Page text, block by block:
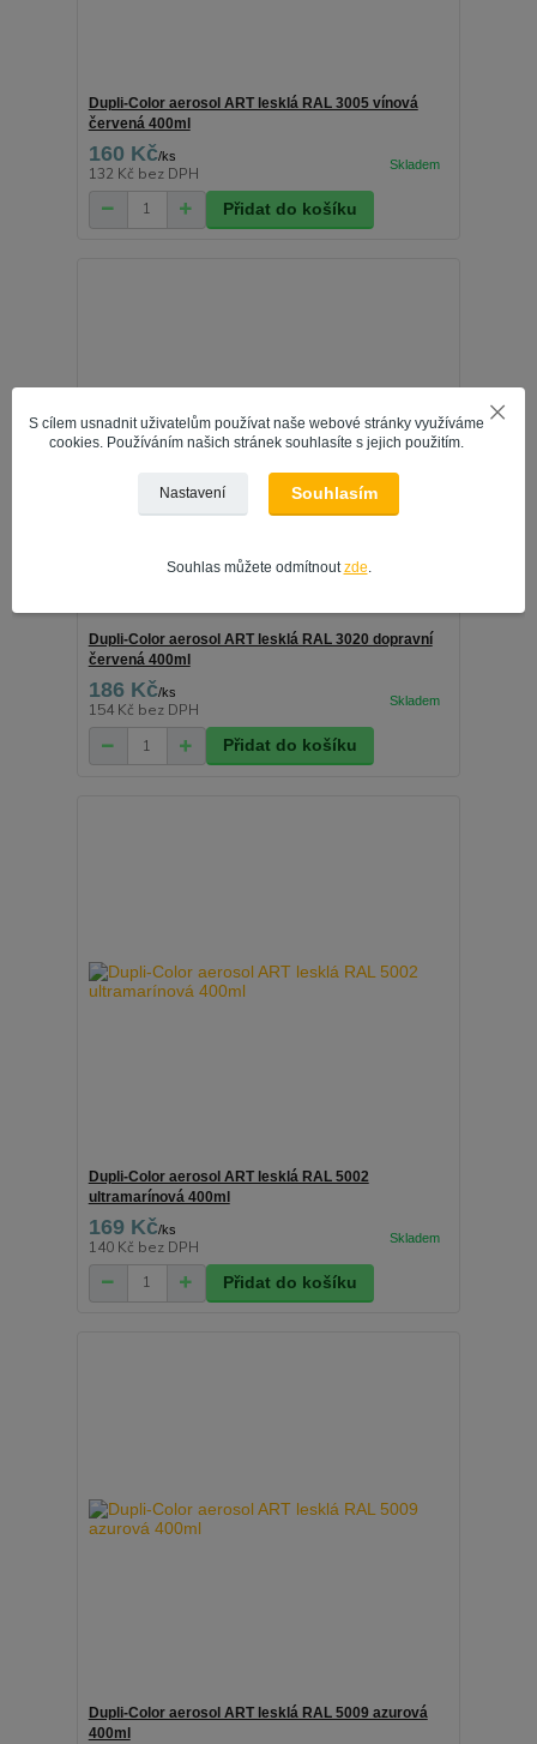
Dupli-Color aerosol ART lesklá RAL 3005 vínová
červená 400ml
160 Kč/ks
132 Kč bez DPH
Přidat do košíku
Dupli-Color aerosol ART lesklá RAL 3020 dopravní
červená 400ml
186 Kč/ks
154 Kč bez DPH
Přidat do košíku
Dupli-Color aerosol ART lesklá RAL 5002
ultramarínová 400ml
169 Kč/ks
140 Kč bez DPH
Přidat do košíku
Dupli-Color aerosol ART lesklá RAL 5009 azurová
400ml
S cílem usnadnit uživatelům používat naše webové stránky využíváme
cookies. Používáním našich stránek souhlasíte s jejich použitím.
Nastavení Souhlasím
Souhlas můžete odmítnout zde